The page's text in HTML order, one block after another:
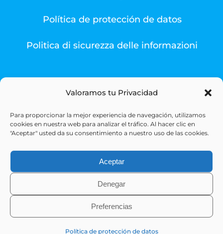
Valoramos tu Privacidad
Para proporcionar la mejor experiencia de navegación, utilizamos
cookies en nuestra web para analizar el tráfico. Al hacer clic en
"Aceptar" usted da su consentimiento a nuestro uso de las cookies.
Aceptar
Denegar
Preferencias
Política de protección de datos
Política de protección de datos
Politica di sicurezza delle informazioni
© Copyright 1993 -2026 | Sigesa Sistemas de Gestión
Sanitaria | All Rights Reserved